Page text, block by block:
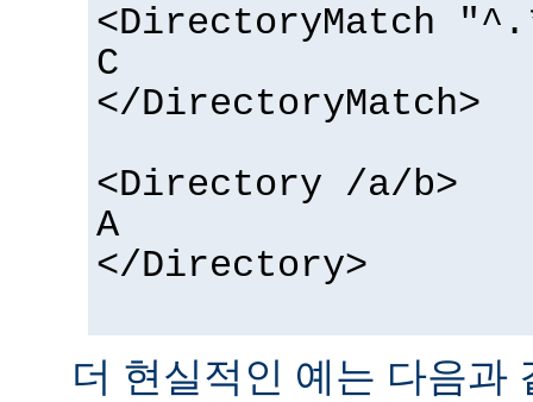
<DirectoryMatch
C
</DirectoryMatch>
<Directory /a/b>
A
</Directory>
더 현실적인 예는 다음과